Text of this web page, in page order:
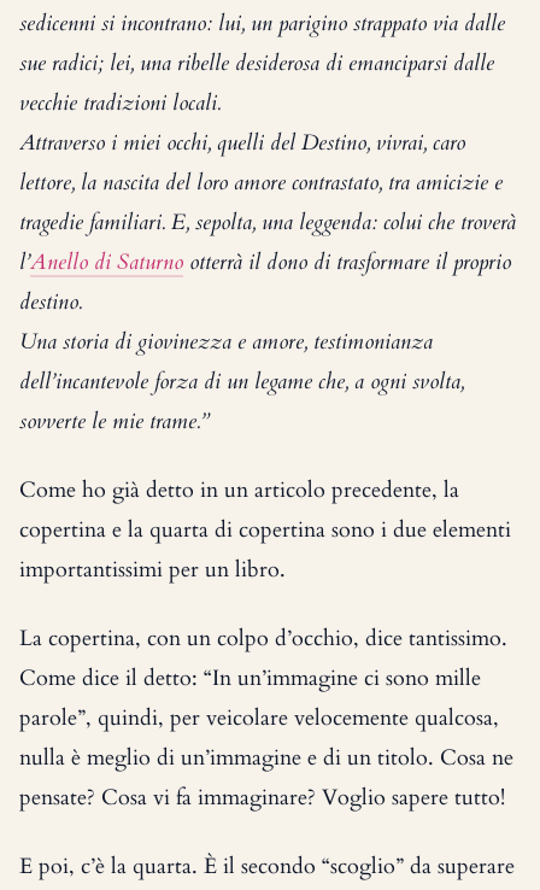
sedicenni si incontrano: lui, un parigino strappato via dalle
sue radici; lei, una ribelle desiderosa di emanciparsi dalle
vecchie tradizioni locali.
Attraverso i miei occhi, quelli del Destino, vivrai, caro
lettore, la nascita del loro amore contrastato, tra amicizie e
tragedie familiari. E, sepolta, una leggenda: colui che troverà
l’Anello di Saturno otterrà il dono di trasformare il proprio
destino.
Una storia di giovinezza e amore, testimonianza
dell’incantevole forza di un legame che, a ogni svolta,
sovverte le mie trame.”
Come ho già detto in un articolo precedente, la
copertina e la quarta di copertina sono i due elementi
importantissimi per un libro.
La copertina, con un colpo d’occhio, dice tantissimo.
Come dice il detto: “In un’immagine ci sono mille
parole”, quindi, per veicolare velocemente qualcosa,
nulla è meglio di un’immagine e di un titolo. Cosa ne
pensate? Cosa vi fa immaginare? Voglio sapere tutto!
E poi, c’è la quarta. È il secondo “scoglio” da superare